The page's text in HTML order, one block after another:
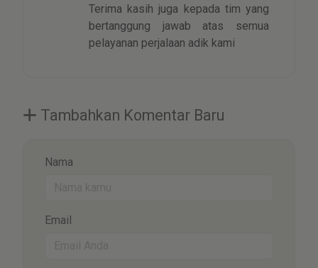
Terima kasih juga kepada tim yang
bertanggung jawab atas semua
pelayanan perjalaan adik kami
Tambahkan Komentar Baru
Nama
Email